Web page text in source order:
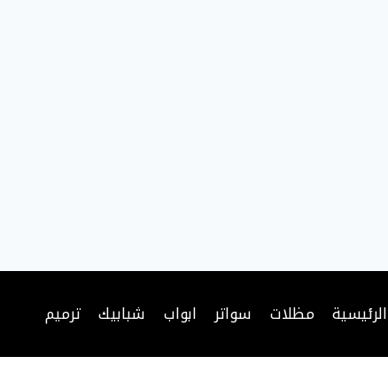
الرئيسية مظلات سواتر ابواب شبابيك ترميم